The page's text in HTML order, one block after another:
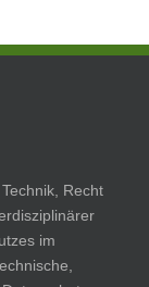
Recht
im